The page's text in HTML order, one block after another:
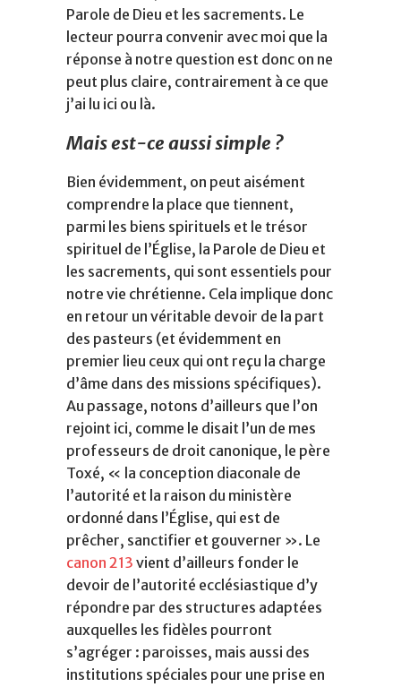
Parole de Dieu et les sacrements. Le
lecteur pourra convenir avec moi que la
réponse à notre question est donc on ne
peut plus claire, contrairement à ce que
j’ai lu ici ou là.
Mais est-ce aussi simple ?
Bien évidemment, on peut aisément
comprendre la place que tiennent,
parmi les biens spirituels et le trésor
spirituel de l’Église, la Parole de Dieu et
les sacrements, qui sont essentiels pour
notre vie chrétienne. Cela implique donc
en retour un véritable devoir de la part
des pasteurs (et évidemment en
premier lieu ceux qui ont reçu la charge
d’âme dans des missions spécifiques).
Au passage, notons d’ailleurs que l’on
rejoint ici, comme le disait l’un de mes
professeurs de droit canonique, le père
Toxé, « la conception diaconale de
l’autorité et la raison du ministère
ordonné dans l’Église, qui est de
prêcher, sanctifier et gouverner ». Le
canon 213 vient d’ailleurs fonder le
devoir de l’autorité ecclésiastique d’y
répondre par des structures adaptées
auxquelles les fidèles pourront
s’agréger : paroisses, mais aussi des
institutions spéciales pour une prise en